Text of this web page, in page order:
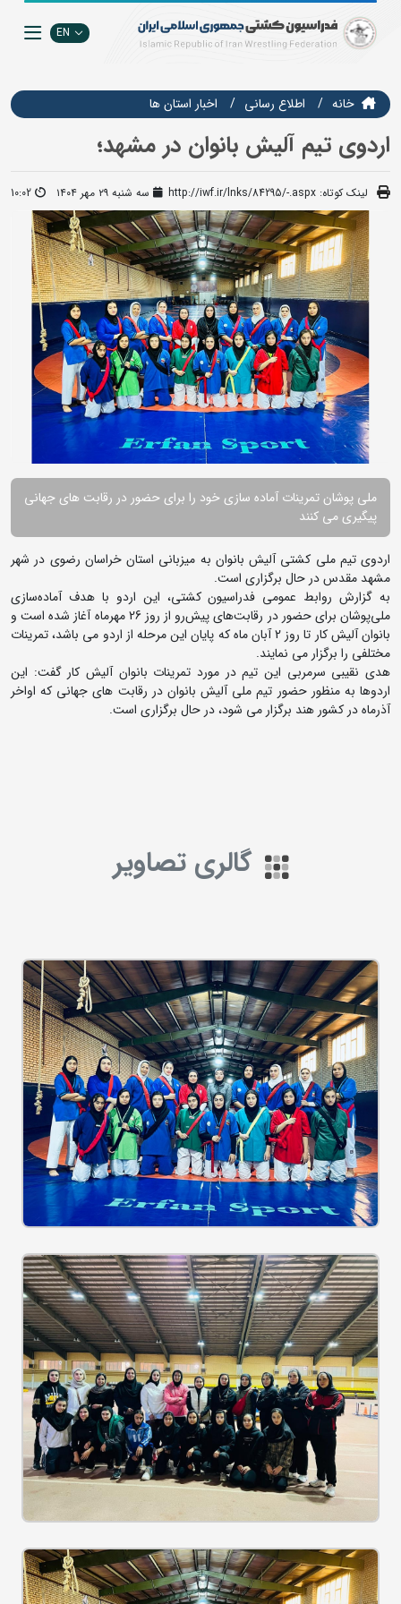
EN
خانه اطلاع رسانی اخبار استان ها
اردوی تیم آلیش بانوان در مشهد؛
لینک کوتاه: http://iwf.ir/lnks/84295/-.aspx سه شنبه ۲۹ مهر ۱۴۰۴ 10:02
ملی پوشان تمرینات آماده سازی خود را برای حضور در رقابت های جهانی
پیگیری می کنند
اردوی تیم ملی کشتی آلیش بانوان به میزبانی استان خراسان رضوی در شهر
مشهد مقدس در حال برگزاری است.
به گزارش روابط عمومی فدراسیون کشتی، این اردو با هدف آماده‌سازی
ملی‌پوشان برای حضور در رقابت‌های پیش‌رو از روز 26 مهرماه آغاز شده است و
بانوان آلیش کار تا روز 2 آبان ماه که پایان این مرحله از اردو می باشد، تمرینات
مختلفی را برگزار می نمایند.
هدی نقیبی سرمربی این تیم در مورد تمرینات بانوان آلیش کار گفت: این
اردوها به منظور حضور تیم ملی آلیش بانوان در رقابت های جهانی که اواخر
آذرماه در کشور هند برگزار می شود، در حال برگزاری است.
گالری تصاویر